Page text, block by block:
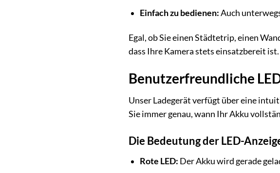
Einfach zu bedienen:Auch
Egal, ob Sie einen Städtetrip, einen
dass Ihre Kamera stets einsatzbereit
Benutzerfreundliche
Unser Ladegerät verfügt über eine
Sie immer genau, wann Ihr Akku
Die Bedeutung der LED-
Rote LED: Der Akku wird gerade